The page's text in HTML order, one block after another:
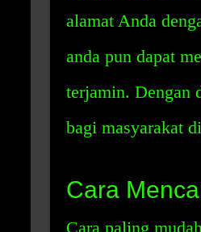
alamat Anda
anda pun dapat
terjamin. Dengan
bagi masyarakat
Cara
Cara paling